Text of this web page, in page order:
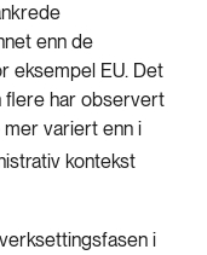
enn de
eksempel EU. Det
flere har observert
variert enn i
kontekst
i